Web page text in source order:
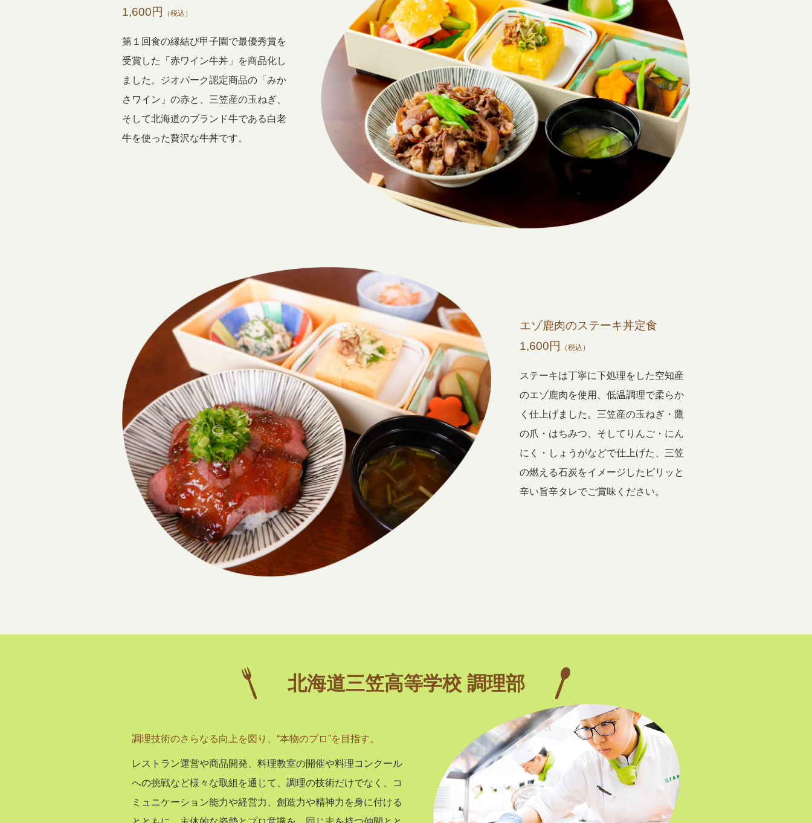
1,600円
（税込）
第１回食の縁結び甲子園で最優秀賞を
受賞した「赤ワイン牛丼」を商品化し
ました。ジオパーク認定商品の「みか
さワイン」の赤と、三笠産の玉ねぎ、
そして北海道のブランド牛である白老
牛を使った贅沢な牛丼です。
エゾ鹿肉のステーキ丼定食
1,600円
（税込）
ステーキは丁寧に下処理をした空知産
のエゾ鹿肉を使用、低温調理で柔らか
く仕上げました。三笠産の玉ねぎ・鷹
の爪・はちみつ、そしてりんご・にん
にく・しょうがなどで仕上げた、三笠
の燃える石炭をイメージしたピリッと
辛い旨辛タレでご賞味ください。
北海道三笠高等学校 調理部
調理技術のさらなる向上を図り、“本物のプロ”を目指す。
レストラン運営や商品開発、料理教室の開催や料理コンクール
への挑戦など様々な取組を通じて、調理の技術だけでなく、コ
ミュニケーション能力や経営力、創造力や精神力を身に付ける